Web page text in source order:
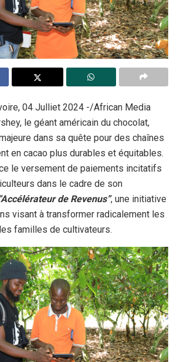
04 Julliet 2024 -/African Media
le géant américain du chocolat,
dans sa quête pour des chaînes
en cacao plus durables et équitables.
le versement de paiements incitatifs
dans le cadre de son
“Accélérateur de Revenus”, une initiative
visant à transformer radicalement les
familles de cultivateurs.